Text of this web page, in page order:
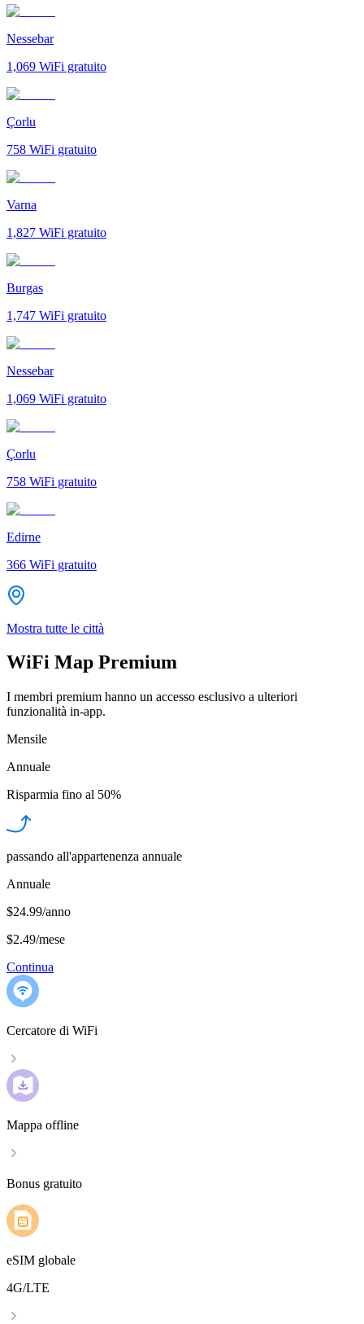
Nessebar
1,069 WiFi gratuito
Çorlu
758 WiFi gratuito
Varna
1,827 WiFi gratuito
Burgas
1,747 WiFi gratuito
Nessebar
1,069 WiFi gratuito
Çorlu
758 WiFi gratuito
Edirne
366 WiFi gratuito
Mostra tutte le città
WiFi Map Premium
I membri premium hanno un accesso esclusivo a ulteriori
funzionalità in-app.
Mensile
Annuale
Risparmia fino al 50%
passando all'appartenenza annuale
Annuale
$24.99/anno
$2.49/mese
Continua
Cercatore di WiFi
Mappa offline
Bonus gratuito
eSIM globale
4G/LTE